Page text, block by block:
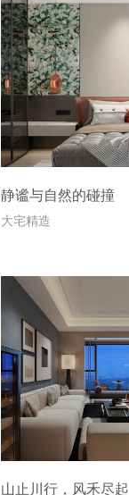
静谧与自然的碰撞
大宅精造
山止川行，风禾尽起